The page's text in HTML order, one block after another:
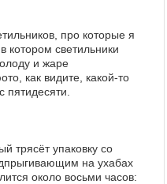
про которые я
котором светильники
и жаре
как видите, какой-то
трясёт упаковку со
на ухабах
около восьми часов: